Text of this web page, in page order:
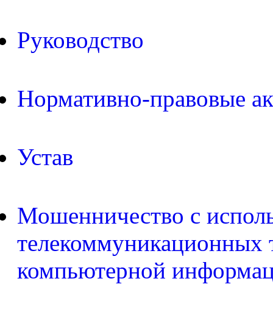
Руководство
Нормативно-правовые
Устав
Мошенничество с
телекоммуникационных
компьютерной